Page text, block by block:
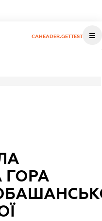
CAHEADER.GETTEST
ГОРА